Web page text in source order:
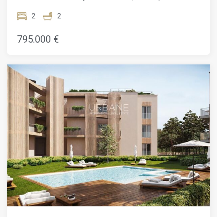
quienes valoran interiores modernos y amplios espacios
la amplitud y la conexión con la naturaleza. El interior cuenta
con 77,60 m² distribuidos de forma funcional y elegante. El
dormitorios bien proporcionados y dos baños modernos con
acabados de alta calidad. Destaca su impresionante
espacio exterior: una terraza-jardín privada de 174,10 m²,
ideal para disfrutar al aire libre. El complejo ofrece piscina,
gimnasio y zonas infantiles. Incluye sistema de aerotermia,
suelo radiante y aislamiento eficiente. Ubicado cerca de
playas, restaurantes y pueblos con encanto. Precio: 870.000
€ Donde la vida al aire libre y el diseño contemporáneo se
encuentran con la esencia de la Costa Brava. El precio de
venta no incluye impuestos, gastos de notaría o registro,
honorarios de agencia ni gastos relacionados con la
hipoteca (si corresponde).
2 2
795.000 €